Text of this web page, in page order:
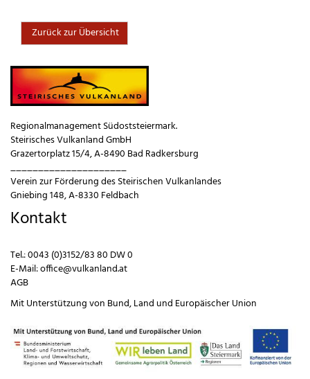
Zurück zur Übersicht
Regionalmanagement Südoststeiermark.
Steirisches Vulkanland GmbH
Grazertorplatz 15/4, A-8490 Bad Radkersburg
_____________________
Verein zur Förderung des Steirischen Vulkanlandes
Gniebing 148, A-8330 Feldbach
Kontakt
Tel.:0043 (0)3152/83 80 DW 0
E-Mail:office@vulkanland.at
AGB
Mit Unterstützung von Bund,Land und Europäischer Union